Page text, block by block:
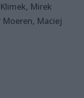
Mirek
Moeren, Maciej